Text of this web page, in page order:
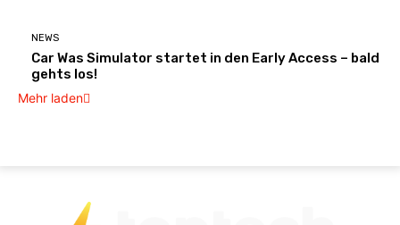
NEWS
Car Was Simulator startet in den Early Access – bald
gehts los!
Mehr laden